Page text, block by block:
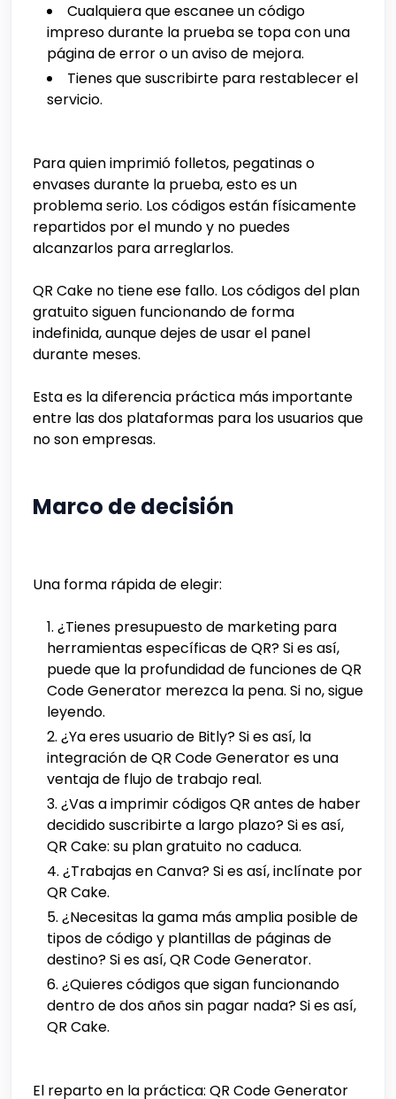
Cualquiera que escanee un código
impreso durante la prueba se topa con una
página de error o un aviso de mejora.
Tienes que suscribirte para restablecer el
servicio.
Para quien imprimió folletos, pegatinas o
envases durante la prueba, esto es un
problema serio. Los códigos están físicamente
repartidos por el mundo y no puedes
alcanzarlos para arreglarlos.
QR Cake no tiene ese fallo. Los códigos del plan
gratuito siguen funcionando de forma
indefinida, aunque dejes de usar el panel
durante meses.
Esta es la diferencia práctica más importante
entre las dos plataformas para los usuarios que
no son empresas.
Marco de decisión
Una forma rápida de elegir:
¿Tienes presupuesto de marketing para
herramientas específicas de QR? Si es así,
puede que la profundidad de funciones de QR
Code Generator merezca la pena. Si no, sigue
leyendo.
¿Ya eres usuario de Bitly? Si es así, la
integración de QR Code Generator es una
ventaja de flujo de trabajo real.
¿Vas a imprimir códigos QR antes de haber
decidido suscribirte a largo plazo? Si es así,
QR Cake: su plan gratuito no caduca.
¿Trabajas en Canva? Si es así, inclínate por
QR Cake.
¿Necesitas la gama más amplia posible de
tipos de código y plantillas de páginas de
destino? Si es así, QR Code Generator.
¿Quieres códigos que sigan funcionando
dentro de dos años sin pagar nada? Si es así,
QR Cake.
El reparto en la práctica: QR Code Generator